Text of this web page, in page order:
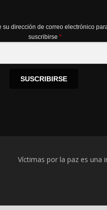
su dirección de correo electrónico
suscribirse *
SUSCRIBIRSE
Víctimas por la paz es una